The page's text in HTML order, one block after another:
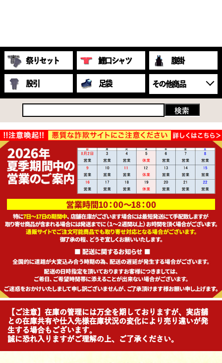
祭りセット 鯉口シャツ 腹掛
股引 足袋 その他商品
【ご注意】在庫の管理には万全を期しておりますが、実店舗
との在庫共有や仕入先様在庫状況の変化により売り違いが発
生する場合もございます。
誠に恐れ入りますがご理解の上、ご了承ください。